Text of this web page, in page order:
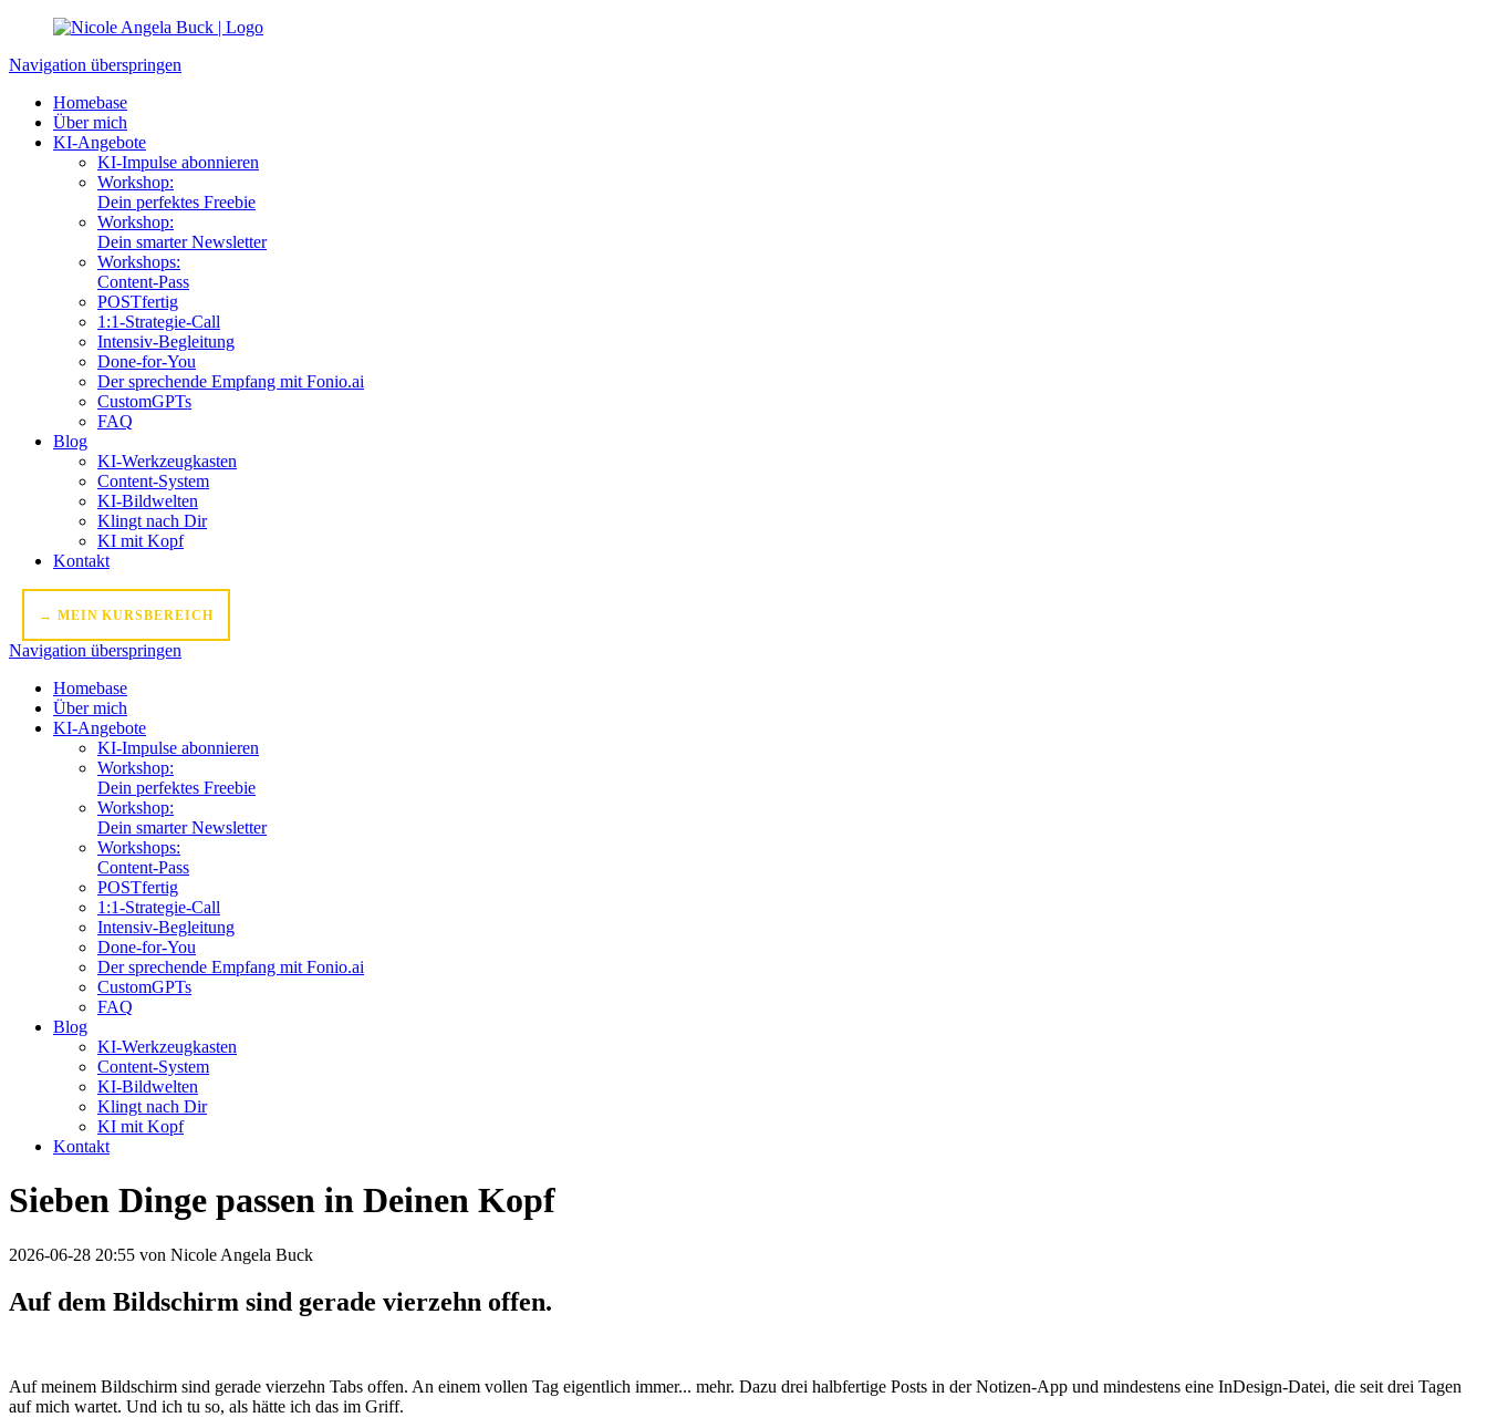
Navigation überspringen
Homebase
Über mich
KI-Angebote
KI-Impulse abonnieren
Workshop:
Dein perfektes Freebie
Workshop:
Dein smarter Newsletter
Workshops:
Content-Pass
POSTfertig
1:1-Strategie-Call
Intensiv-Begleitung
Done-for-You
Der sprechende Empfang mit Fonio.ai
CustomGPTs
FAQ
Blog
KI-Werkzeugkasten
Content-System
KI-Bildwelten
Klingt nach Dir
KI mit Kopf
Kontakt
→ MEIN KURSBEREICH
Navigation überspringen
Homebase
Über mich
KI-Angebote
KI-Impulse abonnieren
Workshop:
Dein perfektes Freebie
Workshop:
Dein smarter Newsletter
Workshops:
Content-Pass
POSTfertig
1:1-Strategie-Call
Intensiv-Begleitung
Done-for-You
Der sprechende Empfang mit Fonio.ai
CustomGPTs
FAQ
Blog
KI-Werkzeugkasten
Content-System
KI-Bildwelten
Klingt nach Dir
KI mit Kopf
Kontakt
Sieben Dinge passen in Deinen Kopf
2026-06-28 20:55 von Nicole Angela Buck
Auf dem Bildschirm sind gerade vierzehn offen.
Auf meinem Bildschirm sind gerade vierzehn Tabs offen. An einem vollen Tag eigentlich immer... mehr. Dazu drei halbfertige Posts in der Notizen-App und mindestens eine InDesign-Datei, die seit drei Tagen
auf mich wartet. Und ich tu so, als hätte ich das im Griff.